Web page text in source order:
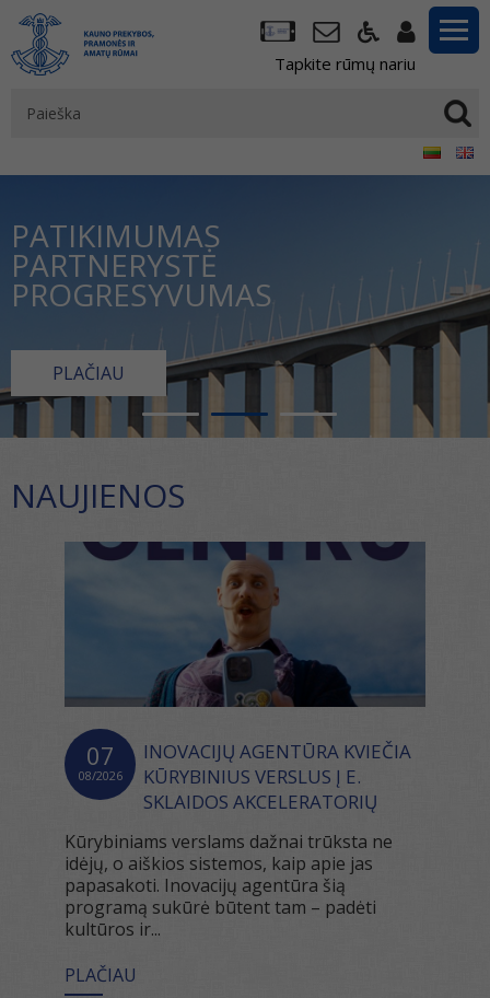
Tapkite rūmų nariu
PATIKIMUMAS
PARTNERYSTĖ
PROGRESYVUMAS
PLAČIAU
NAUJIENOS
07
08/2026
INOVACIJŲ AGENTŪRA KVIEČIA
KŪRYBINIUS VERSLUS Į E.
SKLAIDOS AKCELERATORIŲ
Kūrybiniams verslams dažnai trūksta ne
idėjų, o aiškios sistemos, kaip apie jas
papasakoti. Inovacijų agentūra šią
programą sukūrė būtent tam – padėti
kultūros ir...
PLAČIAU